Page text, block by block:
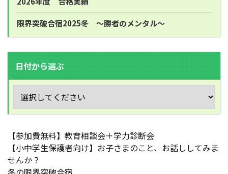
限界突破合宿2025冬 ～勝者のメンタル～
日付から選ぶ
【参加費無料】教育相談会＋学力診断会
【小中学生保護者向け】お子さまのこと、お話ししてみま
せんか？